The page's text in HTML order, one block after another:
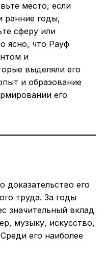
место, если
ранние годы,
сферу или
ясно, что Рауф
и
выделяли его
и образование
его
его
труда. За годы
значительный вклад
музыку, искусство,
его наиболее